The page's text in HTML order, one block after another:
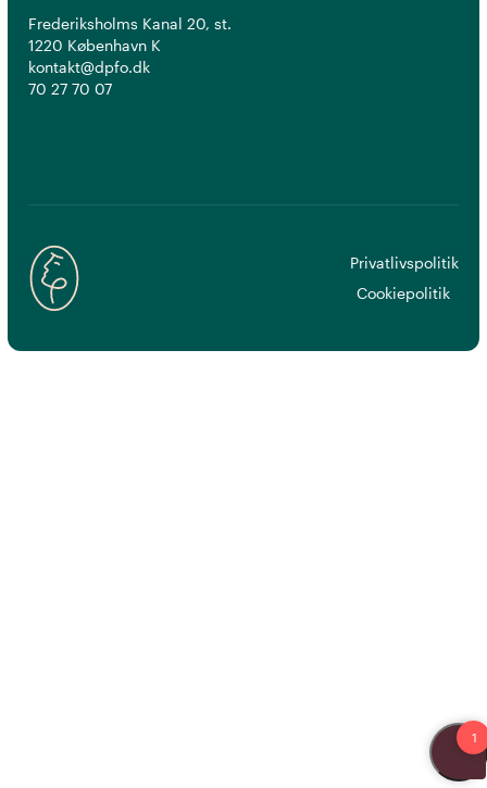
Frederiksholms Kanal 20, st.
1220 København K
kontakt@dpfo.dk
70 27 70 07
Privatlivspolitik
Cookiepolitik